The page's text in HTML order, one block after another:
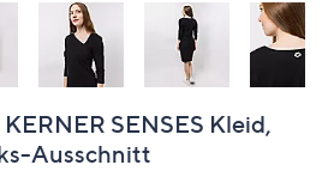
SENSES Kleid,
Ausschnitt